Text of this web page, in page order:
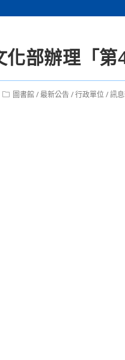
部辦理「
Post圖書館/最新公告/行政單位/訊